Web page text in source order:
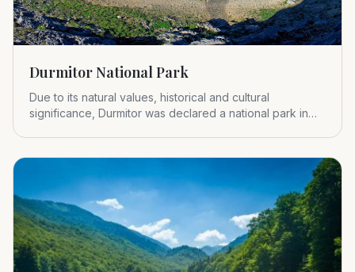
Durmitor National Park
Due to its natural values, historical and cultural
significance, Durmitor was declared a national park in